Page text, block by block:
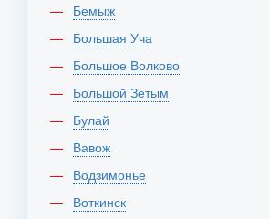
Бемыж
Большая Уча
Большое Волково
Большой Зетым
Булай
Вавож
Водзимонье
Воткинск